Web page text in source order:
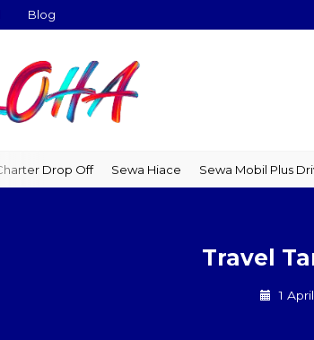
Blog
Off Sewa Hiace Sewa Mobil Plus Driver
Travel
1